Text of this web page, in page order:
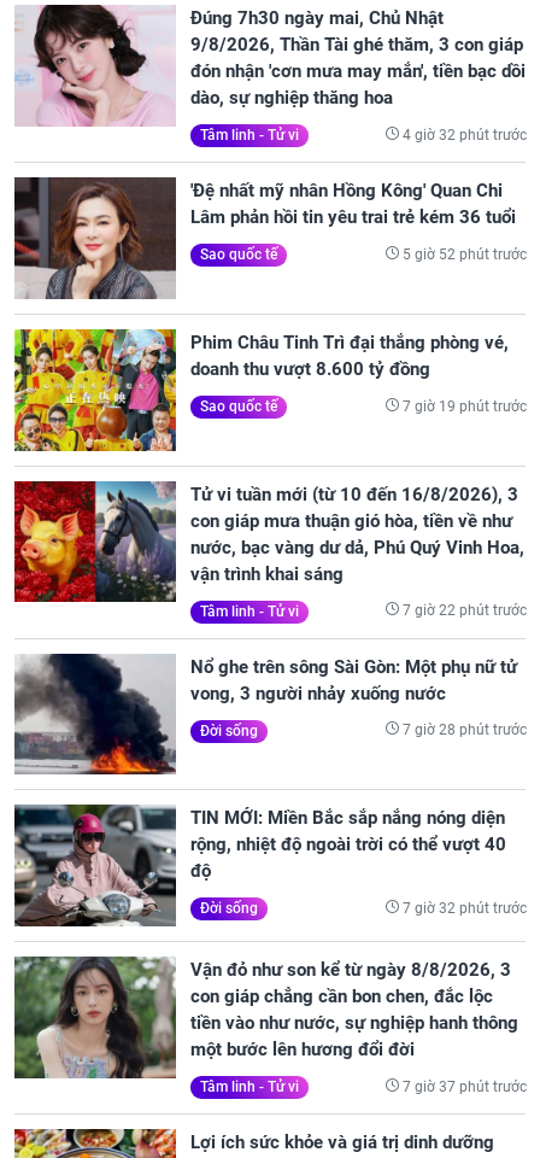
Đúng 7h30 ngày mai, Chủ Nhật
9/8/2026, Thần Tài ghé thăm, 3 con giáp
đón nhận 'cơn mưa may mắn', tiền bạc dồi
dào, sự nghiệp thăng hoa
Tâm linh - Tử vi 4 giờ 32 phút trước
'Đệ nhất mỹ nhân Hồng Kông' Quan Chi
Lâm phản hồi tin yêu trai trẻ kém 36 tuổi
Sao quốc tế 5 giờ 52 phút trước
Phim Châu Tinh Trì đại thắng phòng vé,
doanh thu vượt 8.600 tỷ đồng
Sao quốc tế 7 giờ 19 phút trước
Tử vi tuần mới (từ 10 đến 16/8/2026), 3
con giáp mưa thuận gió hòa, tiền về như
nước, bạc vàng dư dả, Phú Quý Vinh Hoa,
vận trình khai sáng
Tâm linh - Tử vi 7 giờ 22 phút trước
Nổ ghe trên sông Sài Gòn: Một phụ nữ tử
vong, 3 người nhảy xuống nước
Đời sống 7 giờ 28 phút trước
TIN MỚI: Miền Bắc sắp nắng nóng diện
rộng, nhiệt độ ngoài trời có thể vượt 40
độ
Đời sống 7 giờ 32 phút trước
Vận đỏ như son kể từ ngày 8/8/2026, 3
con giáp chẳng cần bon chen, đắc lộc
tiền vào như nước, sự nghiệp hanh thông
một bước lên hương đổi đời
Tâm linh - Tử vi 7 giờ 37 phút trước
Lợi ích sức khỏe và giá trị dinh dưỡng